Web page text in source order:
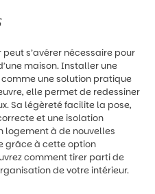
s’avérer nécessaire pour
maison. Installer une
une solution pratique
elle permet de redessiner
Sa légèreté facilite la pose,
et une isolation
logement à de nouvelles
grâce à cette option
comment tirer parti de
de votre intérieur.